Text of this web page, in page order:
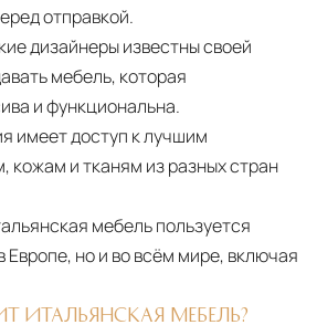
отправкой.
дизайнеры известны своей
мебель, которая
и функциональна.
имеет доступ к лучшим
кожам и тканям из разных стран
мебель пользуется
Европе, но и во всём мире, включая
ИТАЛЬЯНСКАЯ МЕБЕЛЬ?